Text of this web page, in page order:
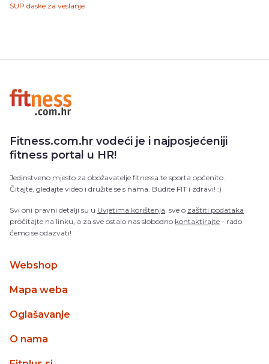
SUP daske za veslanje
Fitness.com.hr vodeći je i najposjećeniji
fitness portal u HR!
Jedinstveno mjesto za obožavatelje fitnessa te sporta općenito.
Čitajte, gledajte video i družite se s nama. Budite FIT i zdravi! :)
Svi oni pravni detalji su u Uvjetima korištenja , sve o zaštiti podataka
pročitajte na linku, a za sve ostalo nas slobodno kontaktirajte - rado
ćemo se odazvati!
Webshop
Mapa weba
Oglašavanje
O nama